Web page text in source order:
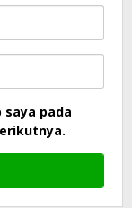
saya pada